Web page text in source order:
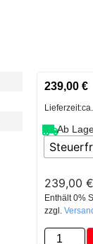
239,00 €
Lieferzeit:
Ab
239,00 €
Enthält 0%
zzgl.